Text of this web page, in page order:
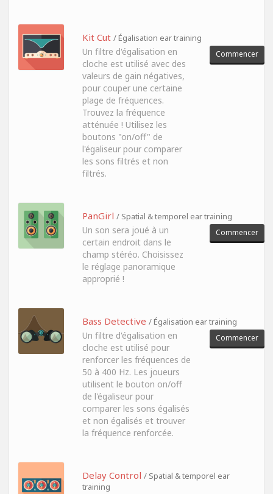
Kit Cut / Égalisation ear training
Un filtre d'égalisation en
cloche est utilisé avec des
valeurs de gain négatives,
pour couper une certaine
plage de fréquences.
Trouvez la fréquence
atténuée ! Utilisez les
boutons "on/off" de
l'égaliseur pour comparer
les sons filtrés et non
filtrés.
Commencer
PanGirl / Spatial & temporel ear training
Un son sera joué à un
certain endroit dans le
champ stéréo. Choisissez
le réglage panoramique
approprié !
Commencer
Bass Detective / Égalisation ear training
Un filtre d'égalisation en
cloche est utilisé pour
renforcer les fréquences de
50 à 400 Hz. Les joueurs
utilisent le bouton on/off
de l'égaliseur pour
comparer les sons égalisés
et non égalisés et trouver
la fréquence renforcée.
Commencer
Delay Control / Spatial & temporel ear
training